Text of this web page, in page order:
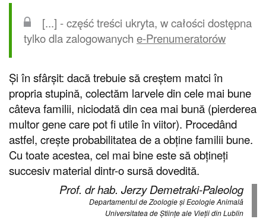
[...] - część treści ukryta, w całości dostępna
tylko dla zalogowanych e-Prenumeratorów
Și în sfârșit: dacă trebuie să creștem matci în
propria stupină, colectăm larvele din cele mai bune
câteva familii, niciodată din cea mai bună (pierderea
multor gene care pot fi utile în viitor). Procedând
astfel, crește probabilitatea de a obține familii bune.
Cu toate acestea, cel mai bine este să obțineți
succesiv material dintr-o sursă dovedită.
Prof. dr hab. Jerzy Demetraki-Paleolog
Departamentul de Zoologie și Ecologie Animală
Universitatea de Științe ale Vieții din Lublin